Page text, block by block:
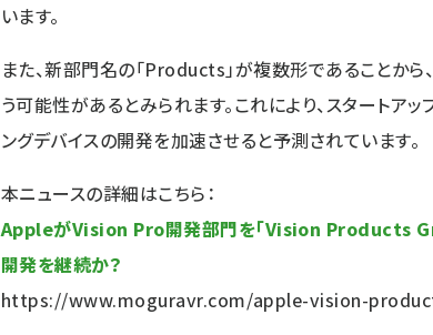
います。
また、新部門名の「Products」が複数形であることか
う可能性があるとみられます。これにより、スタートア
ングデバイスの開発を加速させると予測されています。
本ニュースの詳細はこちら：
AppleがVision Pro開発部門を「Vision Products
開発を継続か？
https://www.moguravr.com/apple-vision-